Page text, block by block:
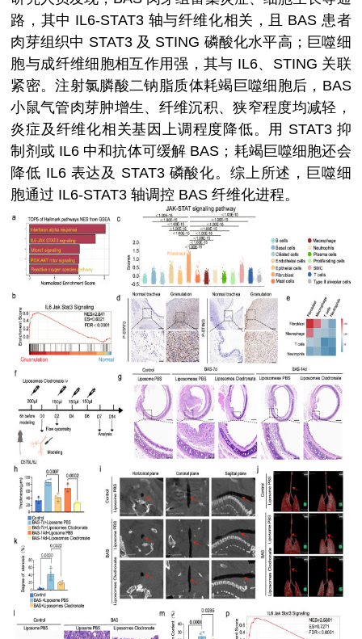
路，其中 IL6-STAT3 轴与纤维化相关，且 BAS 患者
肉芽组织中 STAT3 及 STING 磷酸化水平高；巨噬细
胞与成纤维细胞相互作用强，其与 IL6、STING 关联
紧密。注射氯膦酸二钠脂质体耗竭巨噬细胞后，BAS
小鼠气管肉芽肿增生、纤维沉积、狭窄程度均减轻，
炎症及纤维化相关基因上调程度降低。用 STAT3 抑
制剂或 IL6 中和抗体可缓解 BAS；耗竭巨噬细胞还会
降低 IL6 表达及 STAT3 磷酸化。综上所述，巨噬细
胞通过 IL6-STAT3 轴调控 BAS 纤维化进程。